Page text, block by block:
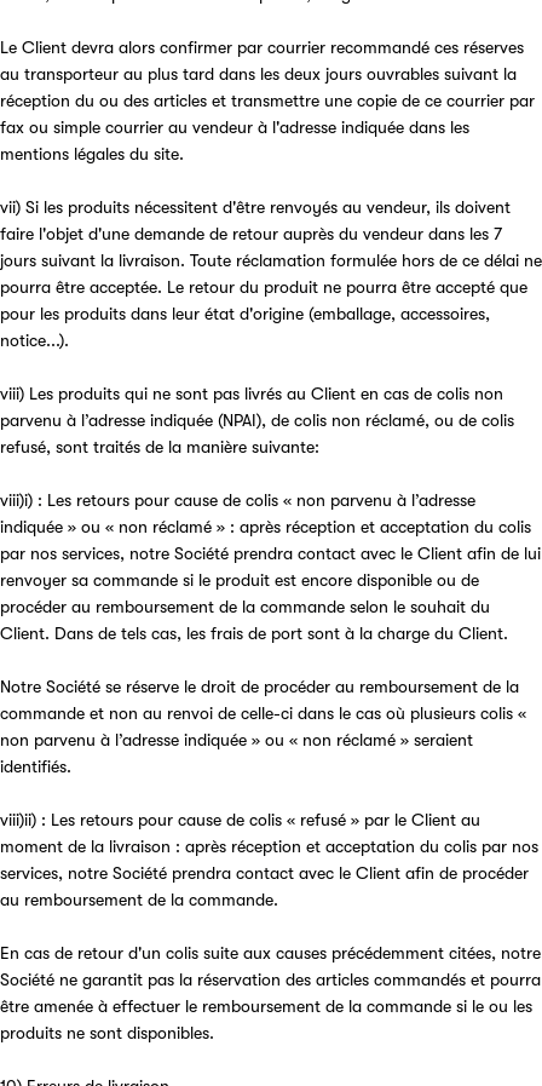
Le Client devra alors confirmer par courrier recommandé ces réserves
au transporteur au plus tard dans les deux jours ouvrables suivant la
réception du ou des articles et transmettre une copie de ce courrier par
fax ou simple courrier au vendeur à l'adresse indiquée dans les
mentions légales du site.
vii) Si les produits nécessitent d'être renvoyés au vendeur, ils doivent
faire l'objet d'une demande de retour auprès du vendeur dans les 7
jours suivant la livraison. Toute réclamation formulée hors de ce délai ne
pourra être acceptée. Le retour du produit ne pourra être accepté que
pour les produits dans leur état d'origine (emballage, accessoires,
notice...).
viii) Les produits qui ne sont pas livrés au Client en cas de colis non
parvenu à l’adresse indiquée (NPAI), de colis non réclamé, ou de colis
refusé, sont traités de la manière suivante:
viii)i) : Les retours pour cause de colis « non parvenu à l’adresse
indiquée » ou « non réclamé » : après réception et acceptation du colis
par nos services, notre Société prendra contact avec le Client afin de lui
renvoyer sa commande si le produit est encore disponible ou de
procéder au remboursement de la commande selon le souhait du
Client. Dans de tels cas, les frais de port sont à la charge du Client.
Notre Société se réserve le droit de procéder au remboursement de la
commande et non au renvoi de celle-ci dans le cas où plusieurs colis «
non parvenu à l’adresse indiquée » ou « non réclamé » seraient
identifiés.
viii)ii) : Les retours pour cause de colis « refusé » par le Client au
moment de la livraison : après réception et acceptation du colis par nos
services, notre Société prendra contact avec le Client afin de procéder
au remboursement de la commande.
En cas de retour d'un colis suite aux causes précédemment citées, notre
Société ne garantit pas la réservation des articles commandés et pourra
être amenée à effectuer le remboursement de la commande si le ou les
produits ne sont disponibles.